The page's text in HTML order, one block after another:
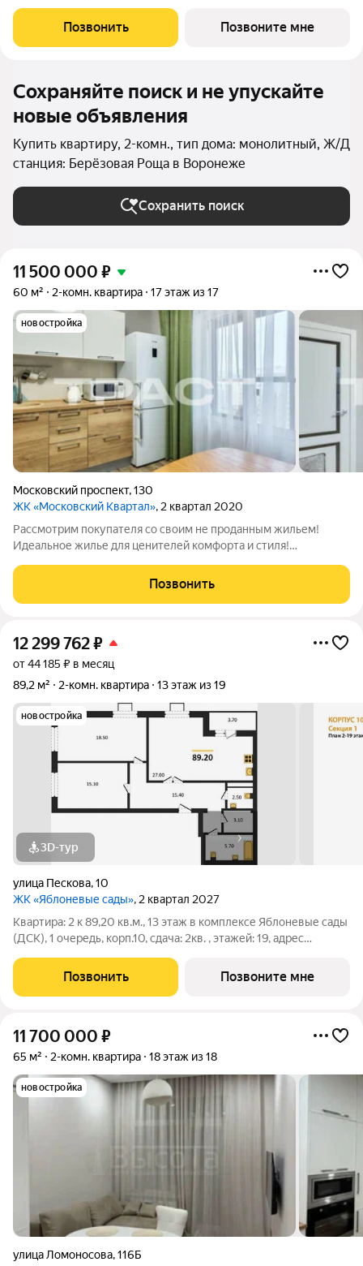
Позвонить Позвоните мне
Сохраняйте поиск и не упускайте
новые объявления
Купить квартиру, 2-комн., тип дома: монолитный, Ж/Д
станция: Берёзовая Роща в Воронеже
Сохранить поиск
11 500 000 ₽
60 м² 2-комн. квартира 17 этаж из 17
новостройка
Московский проспект,130
ЖК «Московский Квартал», 2 квартал 2020
Рассмотрим покупателя со своим не проданным жильем!
Идеальное жилье для ценителей комфорта и стиля!
каждая деталь продумана до мелочей. Здесь вы найдете
идеальное сочетание качества, комфорта и
Позвонить
12 299 762₽
от 44 185 ₽ в месяц
89,2 м²
2-комн. квартира 13 этаж из 19
новостройка
3D-тур
улица Пескова,10
ЖК «Яблоневые сады», 2 квартал 2027
Квартира: 2 к 89,20 кв.м., 13 этаж в комплексе Яблоневые сады
(ДСК), 1 очередь, корп.10, сдача: 2кв. , этажей: 19, адрес
Позвонить Позвоните мне
11 700 000 ₽
65 м² 2-комн. квартира 18 этаж из 18
новостройка
улица Ломоносова,116Б